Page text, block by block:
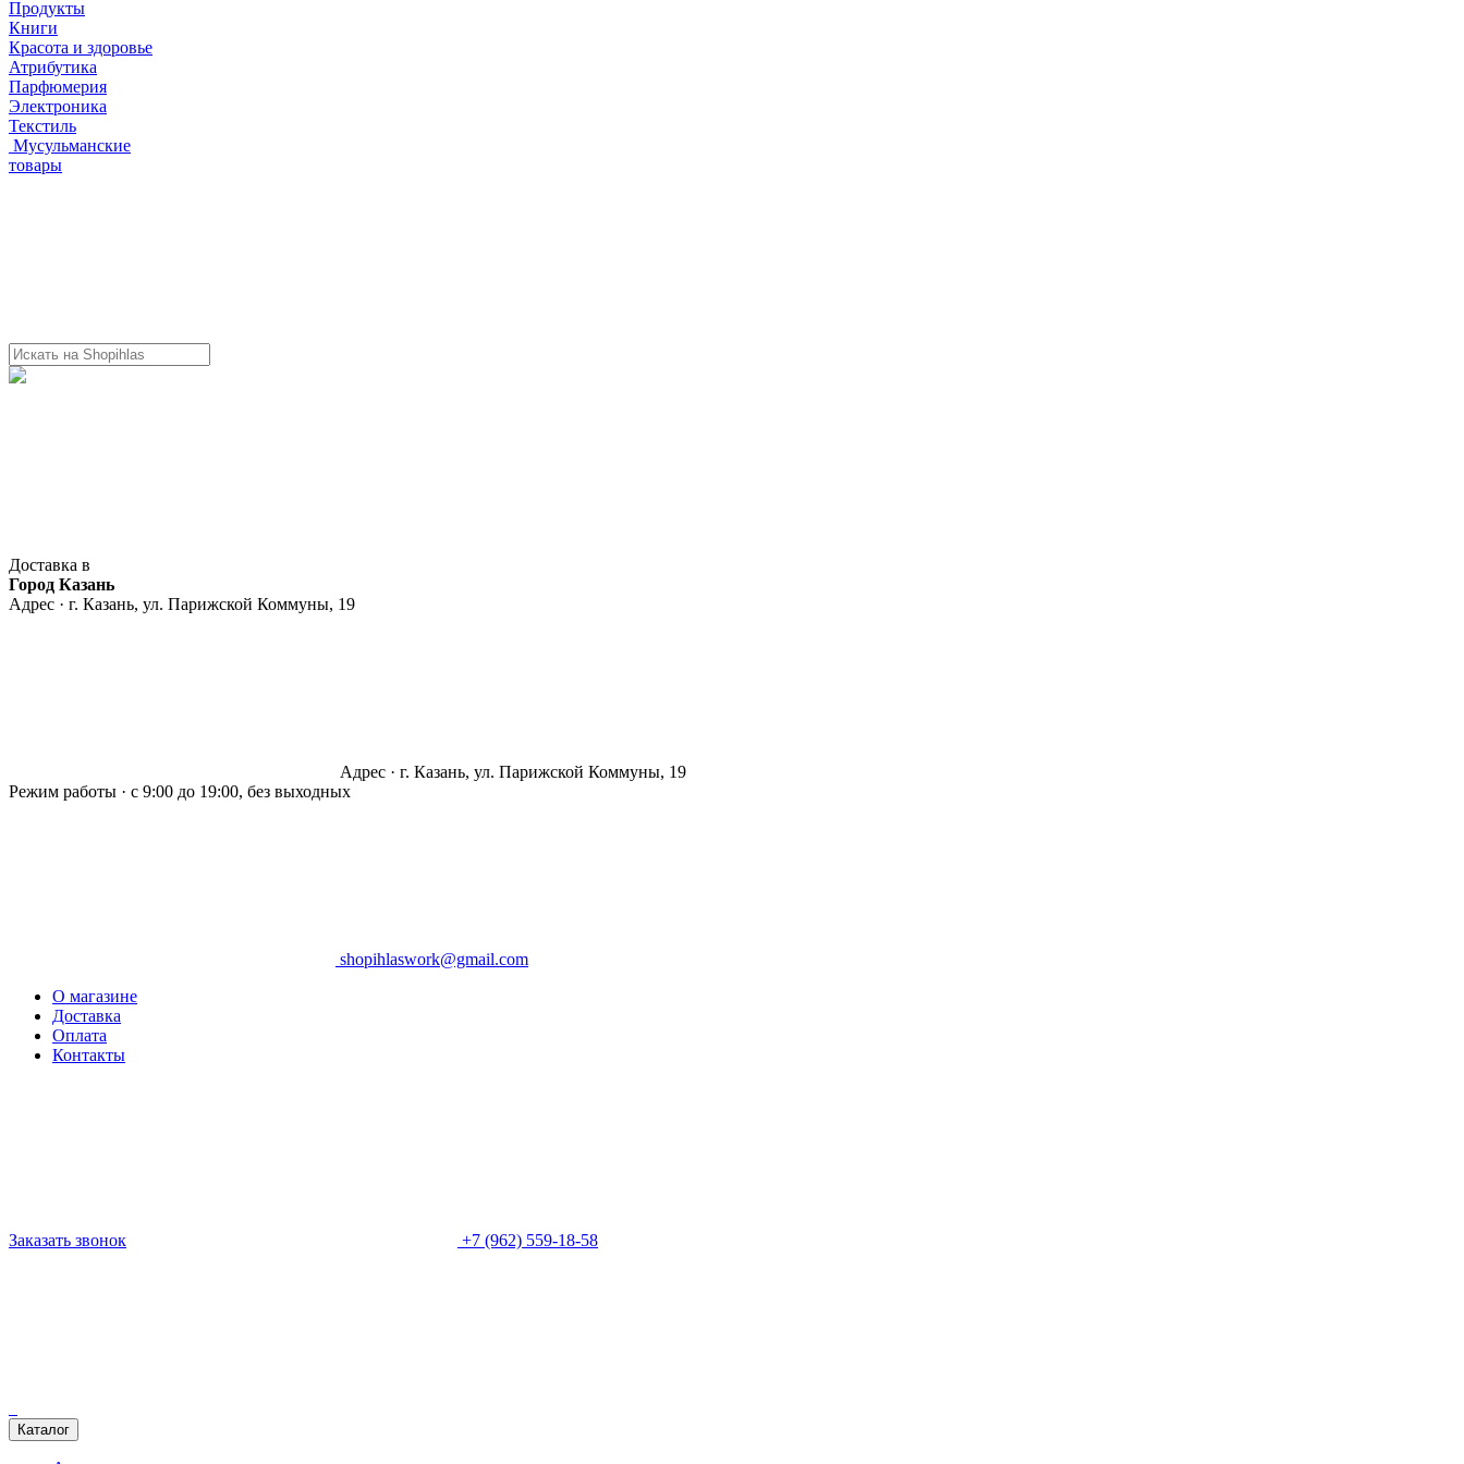
Продукты
Книги
Красота и здоровье
Атрибутика
Парфюмерия
Электроника
Текстиль
Мусульманские
товары
Доставка в
Город Казань
Адрес · г. Казань, ул. Парижской Коммуны, 19
Адрес · г. Казань, ул. Парижской Коммуны, 19
Режим работы · с 9:00 до 19:00, без выходных
shopihlaswork@gmail.com
О магазине
Доставка
Оплата
Контакты
Заказать звонок +7 (962) 559-18-58
Каталог